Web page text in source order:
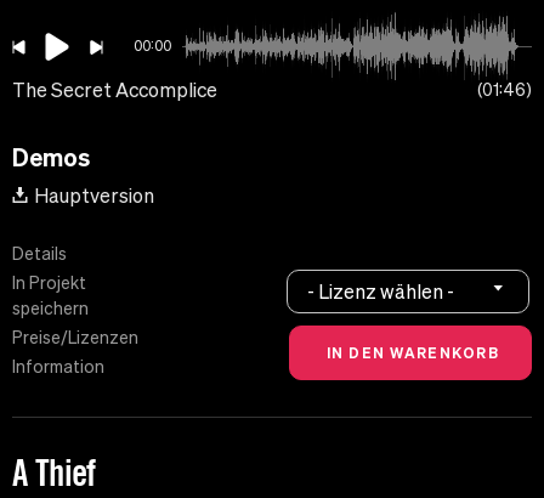
00:00
The Secret Accomplice 01:46
Demos
Hauptversion
Details
In Projekt
speichern
Preise/Lizenzen
Information
- Lizenz wählen -
A Thief